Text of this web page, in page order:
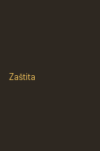
Zaštita